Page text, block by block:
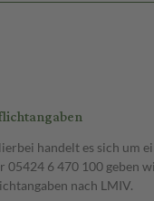
handelt es sich um
05424 6 470 100 geben
nach LMIV.